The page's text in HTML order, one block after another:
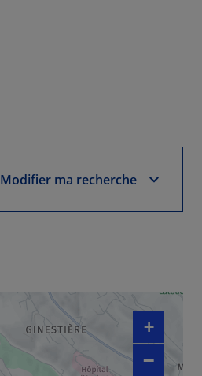
Modifier ma recherche
+
−